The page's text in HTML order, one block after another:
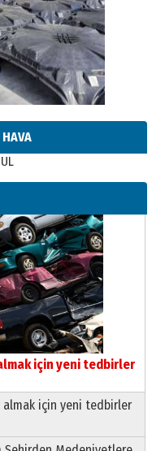
için yeni tedbirler
almak için yeni tedbirler